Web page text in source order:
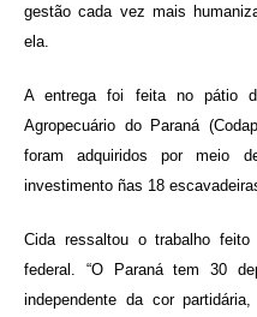
gestão cada vez mais
ela.
A entrega foi feita no pátio
Agropecuário do Paraná
foram adquiridos por meio
investimento ñas 18
Cida ressaltou o trabalho
federal. “O Paraná tem 30
independente da cor